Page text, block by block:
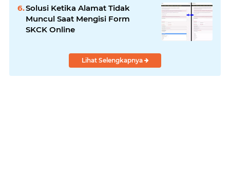
Solusi Ketika Alamat Tidak
Muncul Saat Mengisi Form
SKCK Online
Lihat Selengkapnya